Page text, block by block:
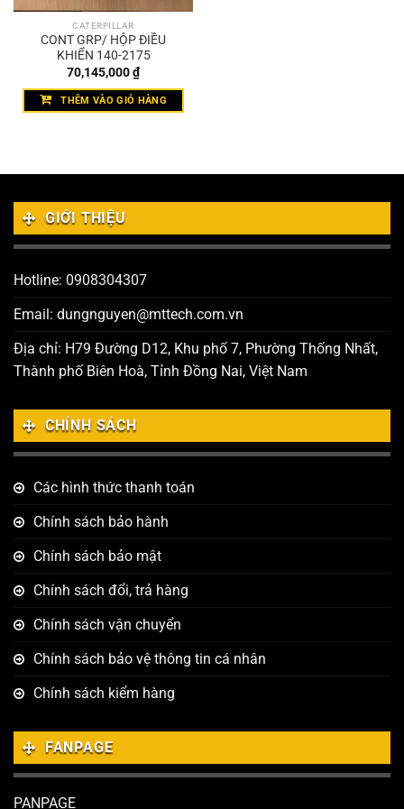
CATERPILLAR
CONT GRP/ HỘP ĐIỀU
KHIỂN 140-2175
70,145,000₫
THÊM VÀO GIỎ HÀNG
GIỚI THIỆU
Hotline: 0908304307
Email: dungnguyen@mttech.com.vn
Địa chỉ: H79 Đường D12, Khu phố 7, Phường Thống Nhất,
Thành phố Biên Hoà, Tỉnh Đồng Nai, Việt Nam
CHÍNH SÁCH
Các hình thức thanh toán
Chính sách bảo hành
Chính sách bảo mật
Chính sách đổi, trả hàng
Chính sách vận chuyển
Chính sách bảo vệ thông tin cá nhân
Chính sách kiểm hàng
FANPAGE
PANPAGE